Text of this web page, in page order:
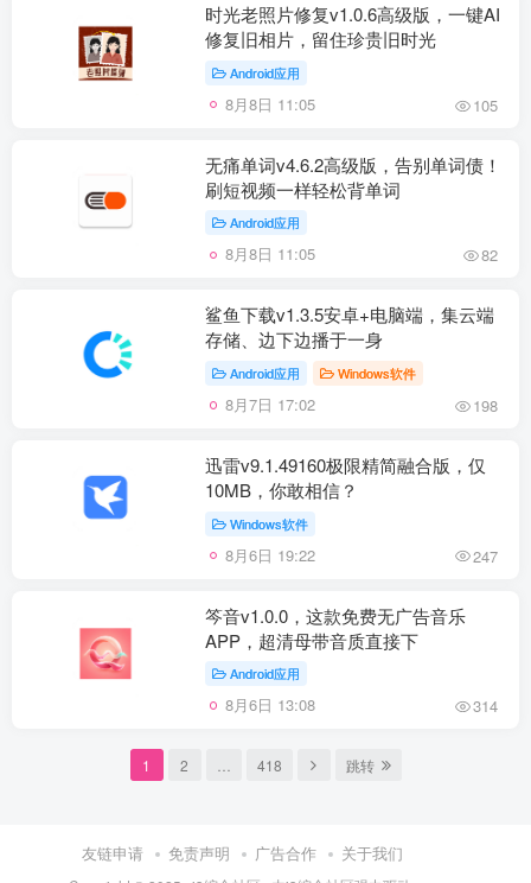
时光老照片修复v1.0.6高级版，一键AI
修复旧相片，留住珍贵旧时光
Android应用
8月8日 11:05 105
无痛单词v4.6.2高级版，告别单词债！
刷短视频一样轻松背单词
Android应用
8月8日 11:05 82
鲨鱼下载v1.3.5安卓+电脑端，集云端
存储、边下边播于一身
Android应用 Windows软件
8月7日 17:02 198
迅雷v9.1.49160极限精简融合版，仅
10MB，你敢相信？
Windows软件
8月6日 19:22 247
笒音v1.0.0，这款免费无广告音乐
APP，超清母带音质直接下
Android应用
8月6日 13:08 314
1 2 418 跳转
友链申请 免责声明 广告合作 关于我们